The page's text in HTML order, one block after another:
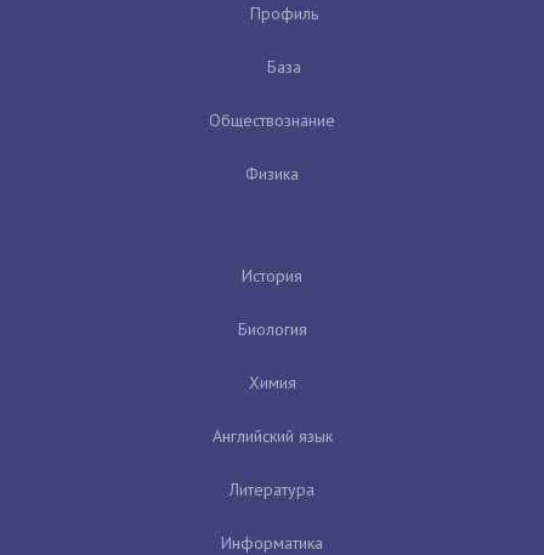
Профиль
База
Обществознание
Физика
История
Биология
Химия
Английский язык
Литература
Информатика